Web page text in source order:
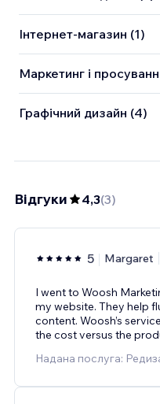
Інтернет-магазин (1)
Маркетинг і
Графічний дизайн (4)
Відгуки 4,3(3)
5 Margaret
I went to Woosh
my website. They help
content. Woosh’s
the cost versus the
Надана послуга: